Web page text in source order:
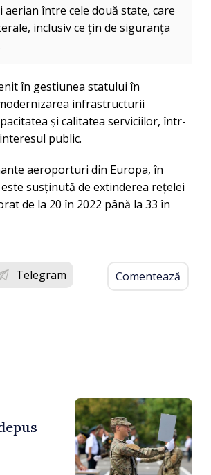
între cele două state, care
inclusiv ce țin de siguranța
în gestiunea statului în
infrastructurii
și calitatea serviciilor, într-
public.
aeroporturi din Europa, în
susținută de extinderea rețelei
de la 20 în 2022 până la 33 în
Telegram Comentează